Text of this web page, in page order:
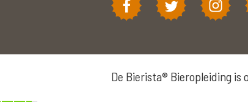
De Bierista® Bieropleiding is